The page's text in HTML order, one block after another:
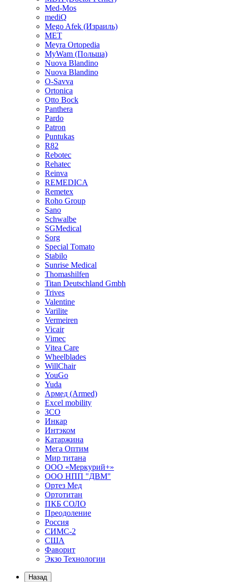
Med-Mos
mediQ
Mego Afek (Израиль)
MET
Meyra Ortopedia
MyWam (Польша)
Nuova Blandino
Nuova Blandino
O-Savva
Ortonica
Otto Bock
Panthera
Pardo
Patron
Puntukas
R82
Rebotec
Rehatec
Reinva
REMEDICA
Remetex
Roho Group
Sano
Schwalbe
SGMedical
Sorg
Special Tomato
Stabilo
Sunrise Medical
Thomashilfen
Titan Deutschland Gmbh
Trives
Valentine
Varilite
Vermeiren
Vicair
Vimec
Vitea Care
Wheelblades
WillChair
YouGo
Yuda
Армед (Armed)
Еxcel mobility
ЗСО
Инкар
Интэком
Катаржина
Мега Оптим
Мир титана
ООО «Меркурий+»
ООО НПП "ДВМ"
Ортез Мед
Ортотитан
ПКБ СОЛО
Преодоление
Россия
СИМС-2
США
Фаворит
Экзо Технологии
Назад